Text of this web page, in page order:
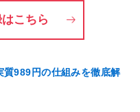
こちら
989円の仕組みを徹底解